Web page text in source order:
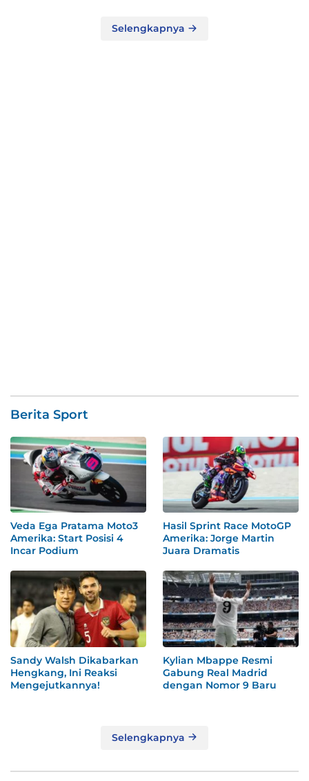
Selengkapnya
Berita Sport
Veda Ega Pratama Moto3
Amerika: Start Posisi 4
Incar Podium
Hasil Sprint Race MotoGP
Amerika: Jorge Martin
Juara Dramatis
Sandy Walsh Dikabarkan
Hengkang, Ini Reaksi
Mengejutkannya!
Kylian Mbappe Resmi
Gabung Real Madrid
dengan Nomor 9 Baru
Selengkapnya